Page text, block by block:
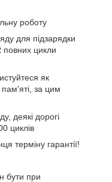
роботу
для підзарядки
повних цикли
як
за цим
деякі дорогі
циклів
терміну гарантії!
бути при